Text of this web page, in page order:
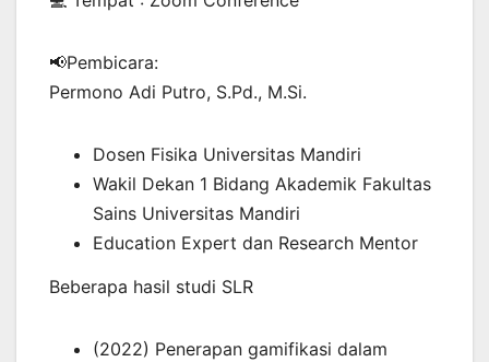
📢Pembicara:
Permono Adi Putro, S.Pd., M.Si.
Dosen Fisika Universitas Mandiri
Wakil Dekan 1 Bidang Akademik Fakultas
Sains Universitas Mandiri
Education Expert dan Research Mentor
Beberapa hasil studi SLR
(2022) Penerapan gamifikasi dalam